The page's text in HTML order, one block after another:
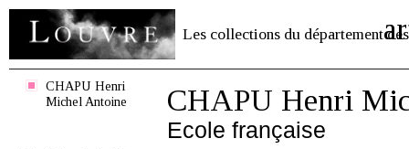
Les collections du département des
CHAPU Henri
Michel Antoine
CHAPU Henri
Ecole française